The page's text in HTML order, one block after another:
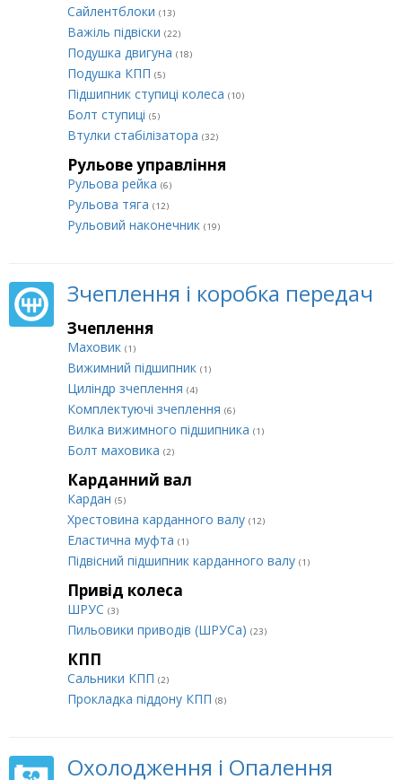
Сайлентблоки (13)
Важіль підвіски (22)
Подушка двигуна (18)
Подушка КПП (5)
Підшипник ступиці колеса (10)
Болт ступиці (5)
Втулки стабілізатора (32)
Рульове управління
Рульова рейка (6)
Рульова тяга (12)
Рульовий наконечник (19)
Зчеплення і коробка передач
Зчеплення
Маховик (1)
Вижимний підшипник (1)
Циліндр зчеплення (4)
Комплектуючі зчеплення (6)
Вилка вижимного підшипника (1)
Болт маховика (2)
Карданний вал
Кардан (5)
Хрестовина карданного валу (12)
Еластична муфта (1)
Підвісний підшипник карданного валу (1)
Привід колеса
ШРУС (3)
Пильовики приводів (ШРУСа) (23)
КПП
Сальники КПП (2)
Прокладка піддону КПП (8)
Охолодження і Опалення